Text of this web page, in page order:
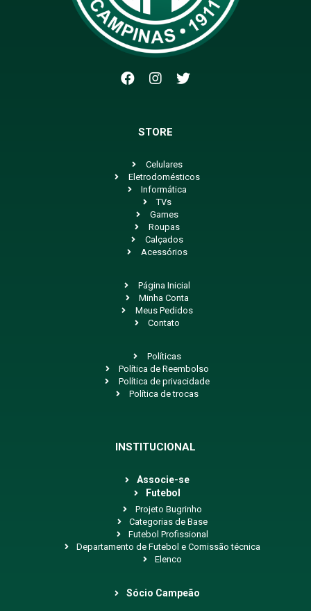
STORE
Celulares
Eletrodomésticos
Informática
TVs
Games
Roupas
Calçados
Acessórios
Página Inicial
Minha Conta
Meus Pedidos
Contato
Políticas
Política de Reembolso
Política de privacidade
Política de trocas
INSTITUCIONAL
Associe-se
Futebol
Projeto Bugrinho
Categorias de Base
Futebol Profissional
Departamento de Futebol e Comissão técnica
Elenco
Sócio Campeão